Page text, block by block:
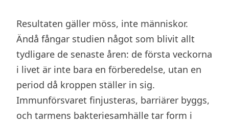
Resultaten gäller möss, inte människor.
Ändå fångar studien något som blivit allt
tydligare de senaste åren: de första veckorna
i livet är inte bara en förberedelse, utan en
period då kroppen ställer in sig.
Immunförsvaret finjusteras, barriärer byggs,
och tarmens bakteriesamhälle tar form i